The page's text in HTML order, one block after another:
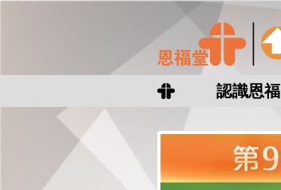
認識恩福